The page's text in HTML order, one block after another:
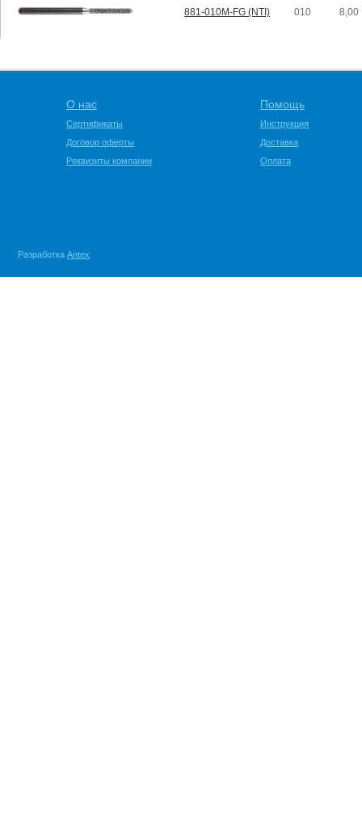
881-010M-FG (NTI) 010 8,00
О нас
Сертификаты
Договор оферты
Реквизиты компании
Помощь
Инструкция
Доставка
Оплата
Разработка Antex